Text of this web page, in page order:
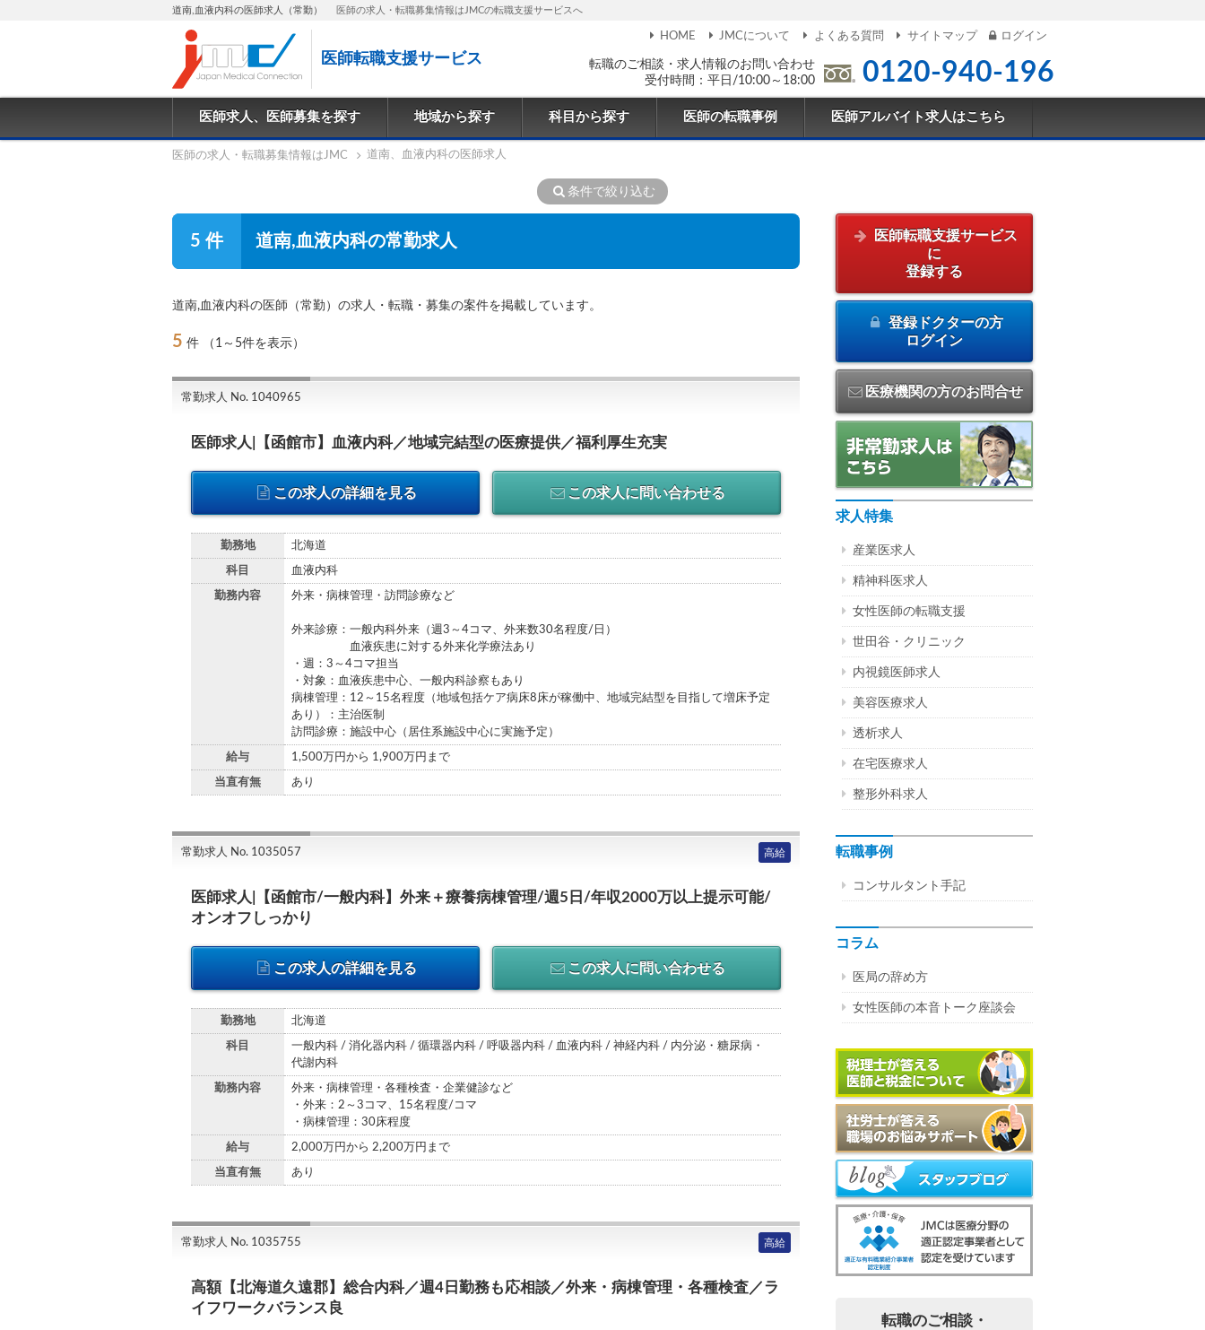
道南,血液内科の医師求人（常勤） 医師の求人・転職募集情報はJMCの転職支援サービスへ
医師転職支援サービス
転職のご相談・求人情報のお問い合わせ
受付時間：平日/10:00～18:00
0120-940-196
HOME JMCについて よくある質問 サイトマップ ログイン
医師求人、医師募集を探す 地域から探す 科目から探す 医師の転職事例 医師アルバイト求人はこちら
医師の求人・転職募集情報はJMC 道南、血液内科の医師求人
条件で絞り込む
5 件 道南,血液内科の常勤求人
道南,血液内科の医師（常勤）の求人・転職・募集の案件を掲載しています。
5 件 （1～5件を表示）
常勤求人 No. 1040965
医師求人|【函館市】血液内科／地域完結型の医療提供／福利厚生充実
この求人の詳細を見る この求人に問い合わせる
勤務地 北海道
科目 血液内科
勤務内容 外来・病棟管理・訪問診療など
外来診療：一般内科外来（週3～4コマ、外来数30名程度/日）
血液疾患に対する外来化学療法あり
・週：3～4コマ担当
・対象：血液疾患中心、一般内科診察もあり
病棟管理：12～15名程度（地域包括ケア病床8床が稼働中、地域完結型を目指して増床予定
あり）：主治医制
訪問診療：施設中心（居住系施設中心に実施予定）
給与 1,500万円から 1,900万円まで
当直有無 あり
常勤求人 No. 1035057 高給
医師求人|【函館市/一般内科】外来＋療養病棟管理/週5日/年収2000万以上提示可能/
オンオフしっかり
この求人の詳細を見る この求人に問い合わせる
勤務地 北海道
科目
一般内科 / 消化器内科 / 循環器内科 / 呼吸器内科 / 血液内科 / 神経内科 / 内分泌・糖尿病・
代謝内科
勤務内容
外来・病棟管理・各種検査・企業健診など
・外来：2～3コマ、15名程度/コマ
・病棟管理：30床程度
給与 2,000万円から 2,200万円まで
当直有無 あり
常勤求人 No. 1035755 高給
高額【北海道久遠郡】総合内科／週4日勤務も応相談／外来・病棟管理・各種検査／ラ
イフワークバランス良
医師転職支援サービス
に
登録する
登録ドクターの方
ログイン
医療機関の方のお問合せ
求人特集
産業医求人
精神科医求人
女性医師の転職支援
世田谷・クリニック
内視鏡医師求人
美容医療求人
透析求人
在宅医療求人
整形外科求人
転職事例
コンサルタント手記
コラム
医局の辞め方
女性医師の本音トーク座談会
転職のご相談・